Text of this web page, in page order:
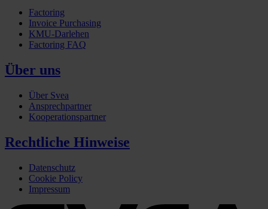
Factoring
Invoice Purchasing
KMU-Darlehen
Factoring FAQ
Über uns
Über Svea
Ansprechpartner
Kooperationspartner
Rechtliche Hinweise
Datenschutz
Cookie Policy
Impressum